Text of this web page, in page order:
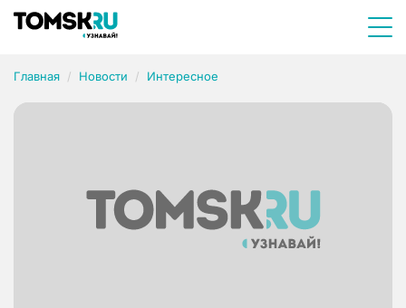
Главная Новости Интересное